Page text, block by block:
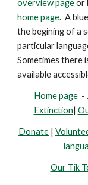
overview pageor
home page. A
the begining of a
particular
Sometimes there
available
Home page -
Extinction|
Donate |
Our Tik